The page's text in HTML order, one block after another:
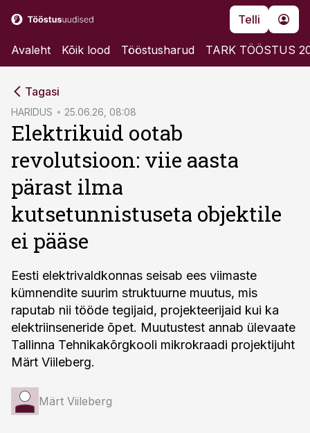
Telli
Avaleht Kõik lood Tööstusharud TARK TÖÖSTUS
Tagasi
HARIDUS 25.06.26, 08:08
Elektrikuid ootab
revolutsioon: viie aasta
pärast ilma
kutsetunnistuseta objektile
ei pääse
Eesti elektrivaldkonnas seisab ees viimaste
kümnendite suurim struktuurne muutus, mis
raputab nii tööde tegijaid, projekteerijaid kui ka
elektriinseneride õpet. Muutustest annab ülevaate
Tallinna Tehnikakõrgkooli mikrokraadi projektijuht
Märt Viileberg.
Märt Viileberg